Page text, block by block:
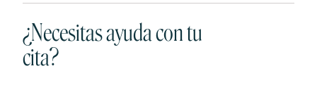
¿Necesitas ayuda con tu
cita?